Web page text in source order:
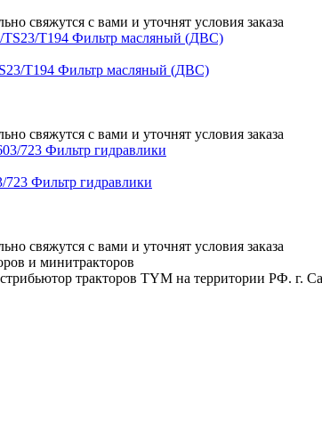
свяжутся с вами и уточнят условия заказа
T194 Фильтр масляный (ДВС)
свяжутся с вами и уточнят условия заказа
723 Фильтр гидравлики
свяжутся с вами и уточнят условия заказа
и минитракторов
тракторов TYM на территории РФ. г.